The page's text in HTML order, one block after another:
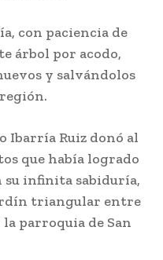
con paciencia de
árbol por acodo,
y salvándolos
Ibarría Ruiz donó al
que había logrado
su infinita sabiduría,
triangular entre
parroquia de San